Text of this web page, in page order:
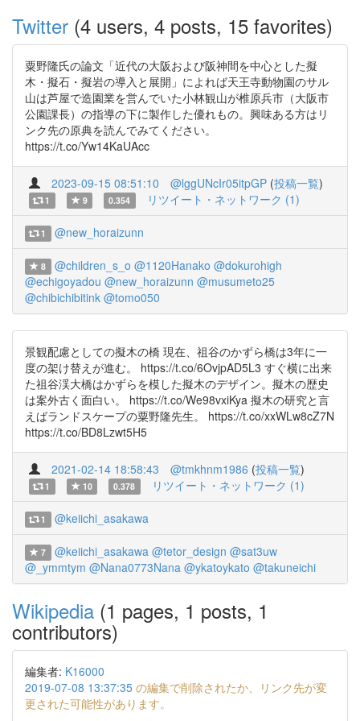
Twitter (4 users, 4 posts, 15 favorites)
粟野隆氏の論文「近代の大阪および阪神間を中心とした擬
木・擬石・擬岩の導入と展開」によれば天王寺動物園のサル
山は芦屋で造園業を営んでいた小林観山が椎原兵市（大阪市
公園課長）の指導の下に製作した優れもの。興味ある方はリ
ンク先の原典を読んでみてください。
https://t.co/Yw14KaUAcc
2023-09-15 08:51:10 @lggUNcIr05itpGP (投稿一覧)
1 9 0.354 リツイート・ネットワーク (1)
1 @new_horaizunn
8 @children_s_o @1120Hanako @dokurohigh
@echigoyadou @new_horaizunn @musumeto25
@chibichibitink @tomo050
景観配慮としての擬木の橋 現在、祖谷のかずら橋は3年に一
度の架け替えが進む。 https://t.co/6OvjpAD5L3 すぐ横に出来
た祖谷渓大橋はかずらを模した擬木のデザイン。擬木の歴史
は案外古く面白い。 https://t.co/We98vxiKya 擬木の研究と言
えばランドスケープの粟野隆先生。 https://t.co/xxWLw8cZ7N
https://t.co/BD8Lzwt5H5
2021-02-14 18:58:43 @tmkhnm1986 (投稿一覧)
1 10 0.378 リツイート・ネットワーク (1)
1 @keiichi_asakawa
7 @keiichi_asakawa @tetor_design @sat3uw
@_ymmtym @Nana0773Nana @ykatoykato @takuneichi
Wikipedia (1 pages, 1 posts, 1
contributors)
編集者: K16000
2019-07-08 13:37:35 の編集で削除されたか、リンク先が変
更された可能性があります。